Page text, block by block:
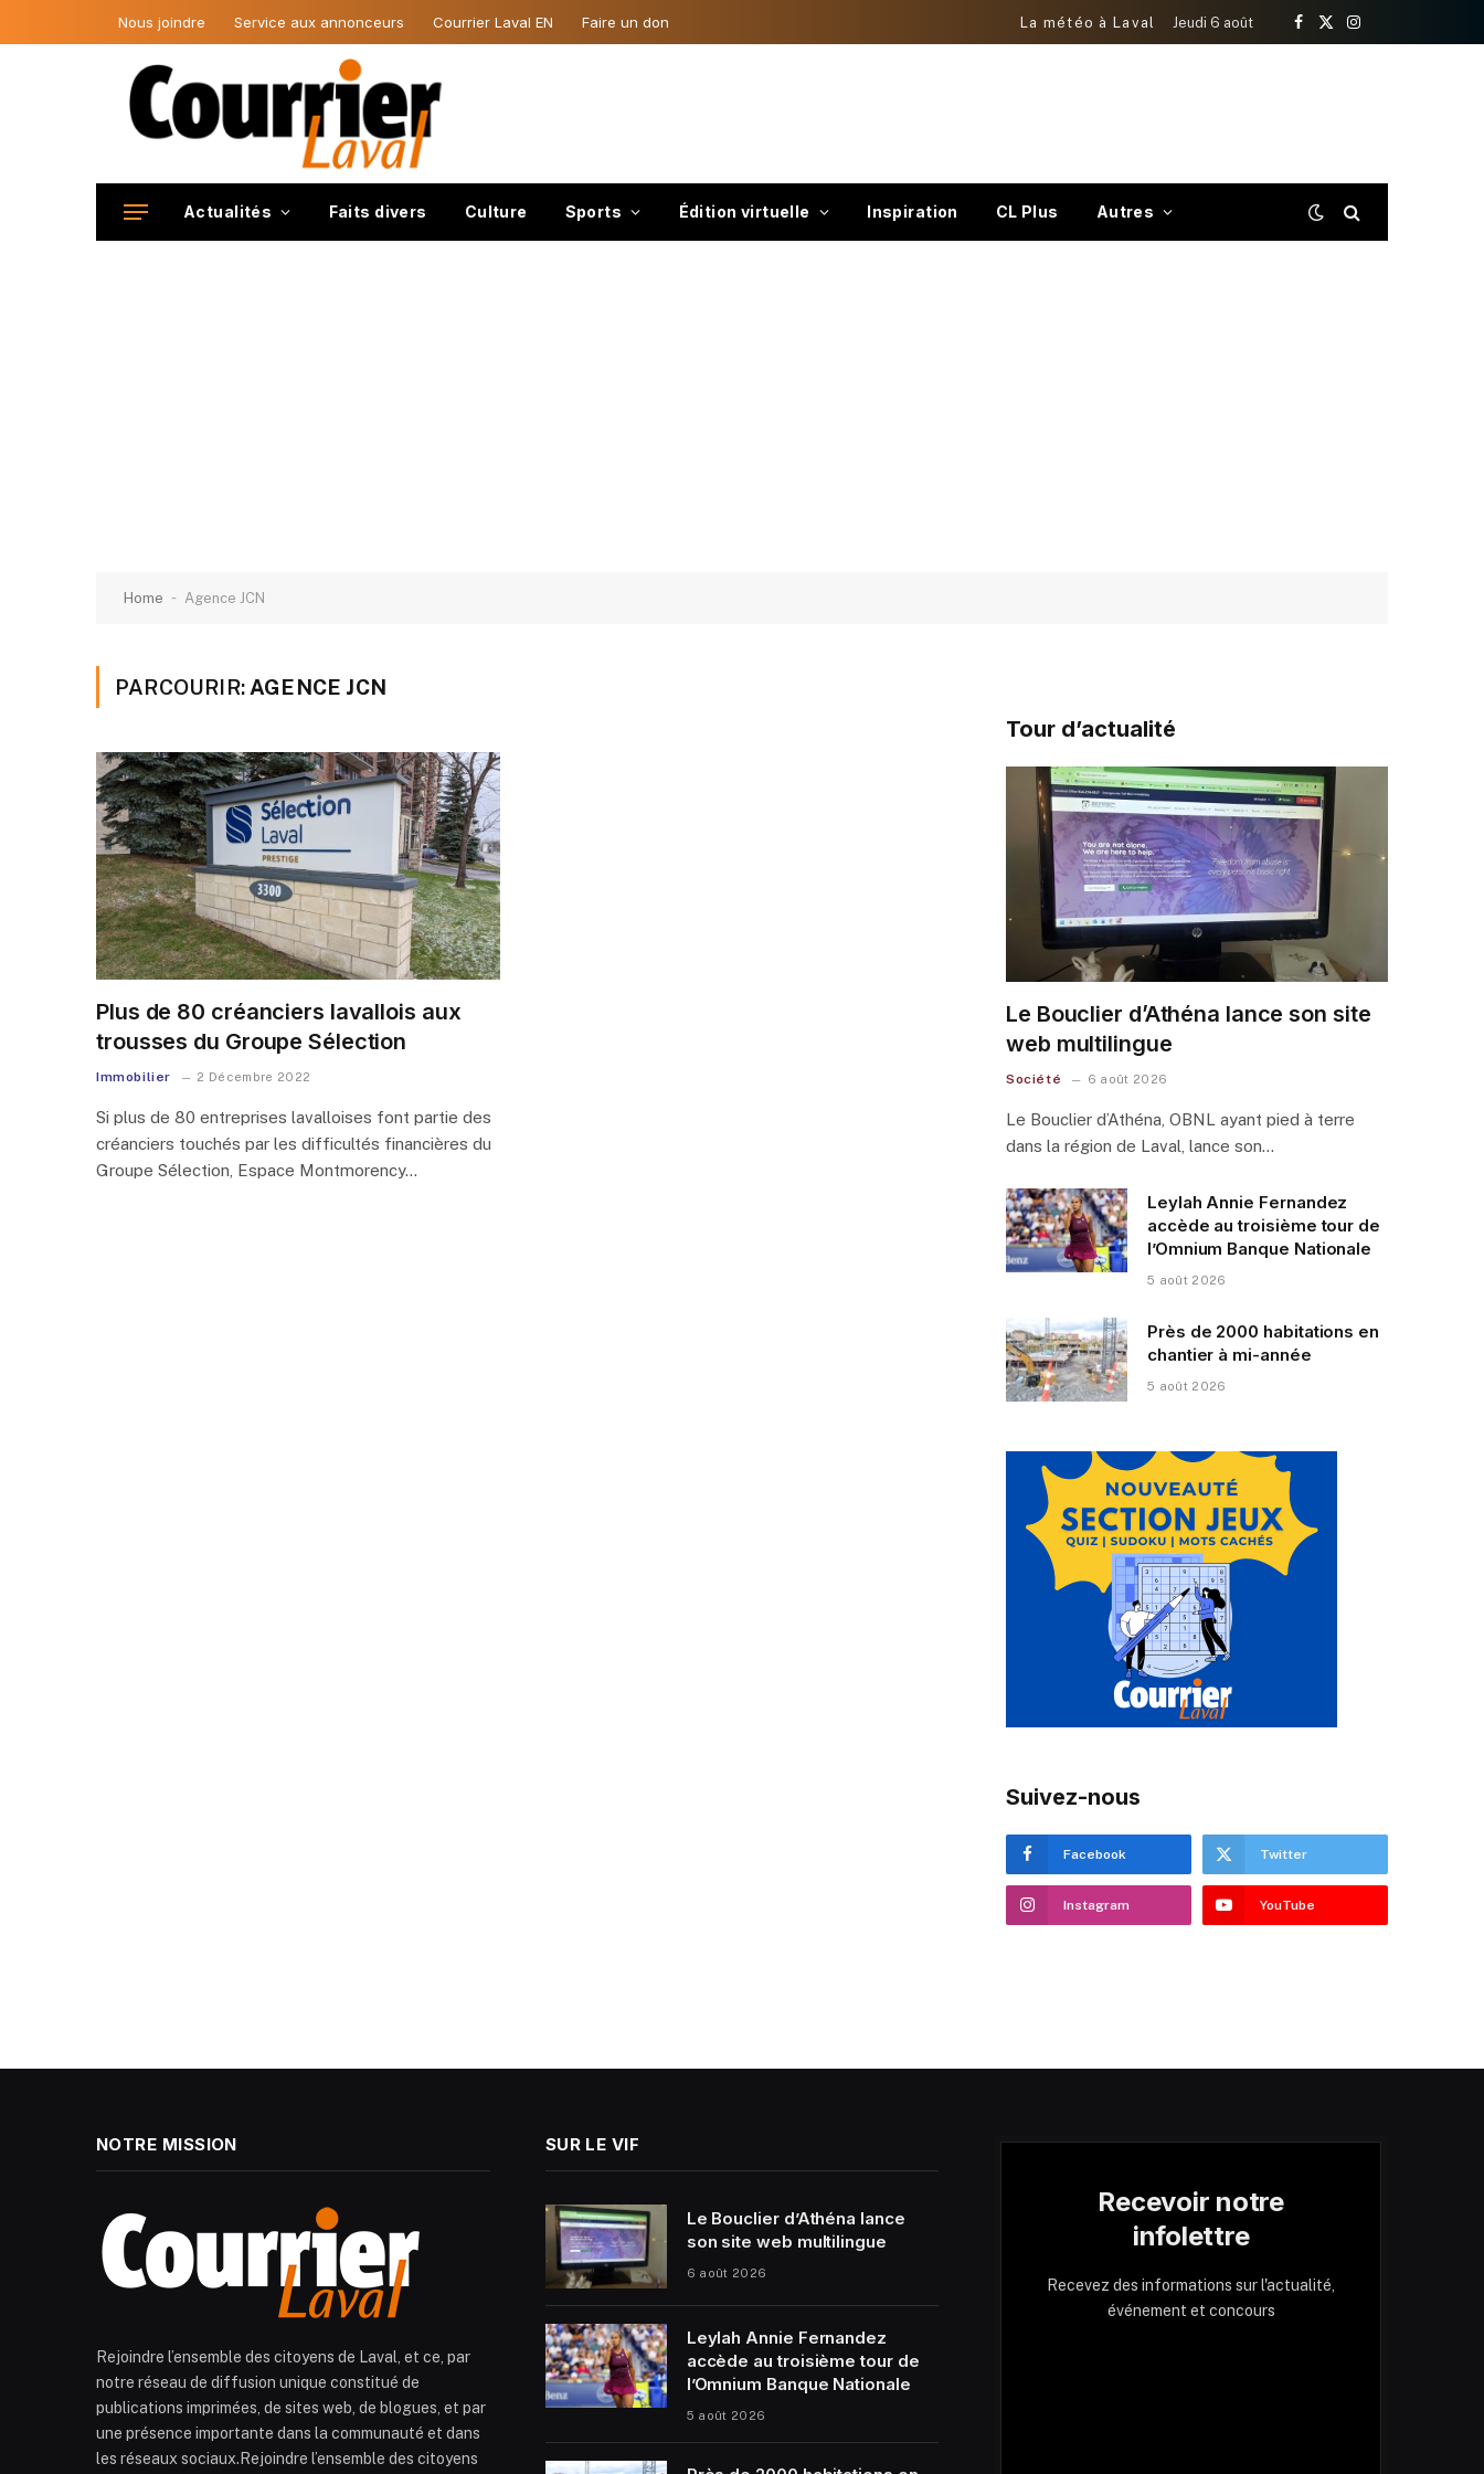
Nous joindre Service aux annonceurs Courrier Laval EN Faire un don La météo à Laval Jeudi 6 août
Facebook
X
Instagram
Actualités Faits divers Culture Sports Édition virtuelle Inspiration CL Plus Autres
Home - Agence JCN
PARCOURIR: AGENCE JCN
Plus de 80 créanciers lavallois aux
trousses du Groupe Sélection
Immobilier 2 Décembre 2022
Si plus de 80 entreprises lavalloises font partie des
créanciers touchés par les difficultés financières du
Groupe Sélection, Espace Montmorency…
Tour d’actualité
Le Bouclier d’Athéna lance son site
web multilingue
Société 6 août 2026
Le Bouclier d’Athéna, OBNL ayant pied à terre
dans la région de Laval, lance son…
Leylah Annie Fernandez
accède au troisième tour de
l’Omnium Banque Nationale
5 août 2026
Près de 2000 habitations en
chantier à mi-année
5 août 2026
Suivez-nous
Facebook Twitter
Instagram YouTube
NOTRE MISSION
Rejoindre l’ensemble des citoyens de Laval, et ce, par
notre réseau de diffusion unique constitué de
publications imprimées, de sites web, de blogues, et par
une présence importante dans la communauté et dans
les réseaux sociaux.Rejoindre l’ensemble des citoyens
SUR LE VIF
Le Bouclier d’Athéna lance
son site web multilingue
6 août 2026
Leylah Annie Fernandez
accède au troisième tour de
l’Omnium Banque Nationale
5 août 2026
Recevoir notre
infolettre
Recevez des informations sur l'actualité,
événement et concours